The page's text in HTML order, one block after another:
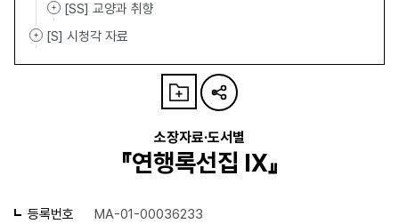
[SS] 교양과 취향
[S] 시청각 자료
소장자료·도서별
『연행록선집 Ⅸ』
등록번호 MA-01-00036233